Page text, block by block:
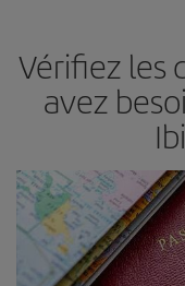
Vérifiez les
avez